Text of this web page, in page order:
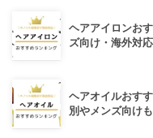
ヘアアイロンお
ズ向け・海外対
ヘアオイルおす
別やメンズ向けも